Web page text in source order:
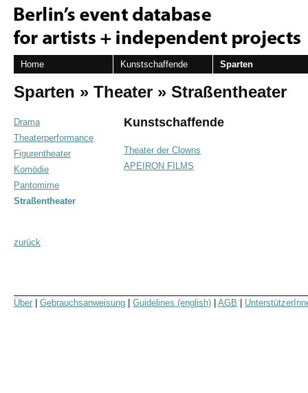
Home Kunstschaffende Sparten
Sparten » Theater » Straßentheater
Drama
Theaterperformance
Figurentheater
Komödie
Pantomime
Straßentheater
Kunstschaffende
Theater der Clowns
APEIRON FILMS
zurück
Über Gebrauchsanweisung Guidelines (english) AGB